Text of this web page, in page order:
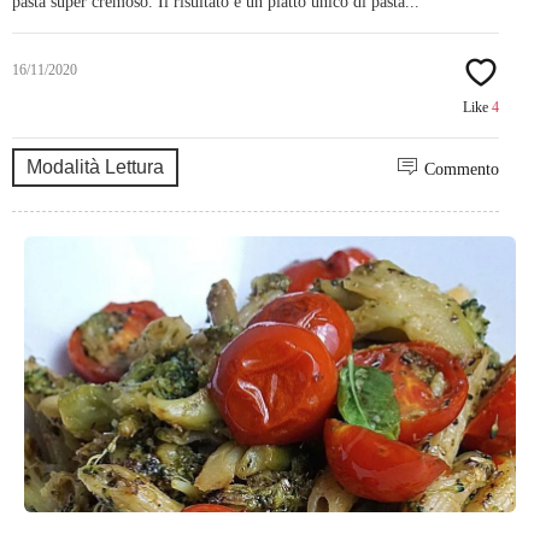
16/11/2020
Like 4
Modalità Lettura Commento